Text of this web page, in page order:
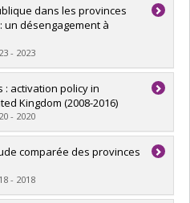
Simondans les provinces
un désengagement à
- 2023
: activation policy in
Kingdom (2008-2016)
- 2020
comparée des provinces
- 2018